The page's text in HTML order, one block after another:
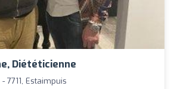
Diététicienne
7711, Estaimpuis